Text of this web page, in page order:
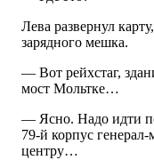
Лева развернул
зарядного мешка.
— Вот рейхстаг,
мост Мольтке…
— Ясно. Надо идти
79-й корпус
центру…